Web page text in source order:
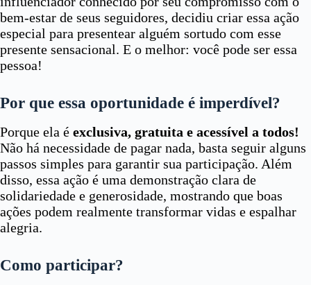
bem-estar de seus seguidores, decidiu criar essa ação
especial para presentear alguém sortudo com esse
presente sensacional. E o melhor: você pode ser essa
pessoa!
Por que essa oportunidade é imperdível?
Porque ela é exclusiva, gratuita e acessível a todos!
Não há necessidade de pagar nada, basta seguir alguns
passos simples para garantir sua participação. Além
disso, essa ação é uma demonstração clara de
solidariedade e generosidade, mostrando que boas
ações podem realmente transformar vidas e espalhar
alegria.
Como participar?